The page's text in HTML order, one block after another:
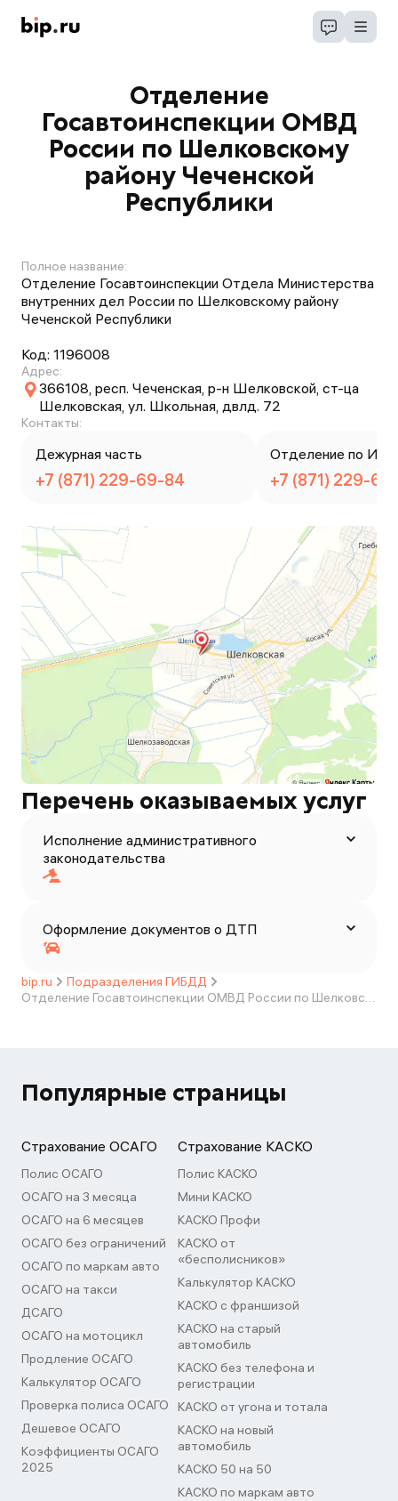
Отделение
Госавтоинспекции ОМВД
России по Шелковскому
району Чеченской
Республики
Полное название:
Отделение Госавтоинспекции Отдела Министерства
внутренних дел России по Шелковскому району
Чеченской Республики
Код: 1196008
Адрес:
366108, респ. Чеченская, р-н Шелковской, ст-ца
Шелковская, ул. Школьная, двлд. 72
Контакты:
Дежурная часть
+7 (871) 229-69-84
Отделение по ИАЗ
+7 (871) 229-
Перечень оказываемых услуг
Исполнение административного
законодательства
Оформление документов о ДТП
bip.ru
Подразделения ГИБДД
Отделение Госавтоинспекции ОМВД России по Шелковскому району Чеченской Республики
Популярные страницы
Страхование ОСАГО
Полис ОСАГО
ОСАГО на 3 месяца
ОСАГО на 6 месяцев
ОСАГО без ограничений
ОСАГО по маркам авто
ОСАГО на такси
ДСАГО
ОСАГО на мотоцикл
Продление ОСАГО
Калькулятор ОСАГО
Проверка полиса ОСАГО
Дешевое ОСАГО
Коэффициенты ОСАГО
2025
Страхование КАСКО
Полис КАСКО
Мини КАСКО
КАСКО Профи
КАСКО от
«бесполисников»
Калькулятор КАСКО
КАСКО с франшизой
КАСКО на старый
автомобиль
КАСКО без телефона и
регистрации
КАСКО от угона и тотала
КАСКО на новый
автомобиль
КАСКО 50 на 50
КАСКО по маркам авто